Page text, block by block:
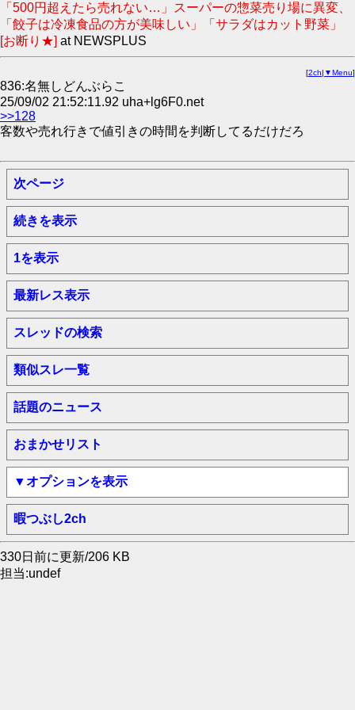
「500円超えたら売れない…」スーパーの惣菜売り場に異変、
「餃子は冷凍食品の方が美味しい」「サラダはカット野菜」
[お断り★] at NEWSPLUS
[2ch| ▼Menu]
836:名無しどんぶらこ
25/09/02 21:52:11.92 uha+lg6F0.net
>>128
客数や売れ行きで値引きの時間を判断してるだけだろ
次ページ
続きを表示
1を表示
最新レス表示
スレッドの検索
類似スレ一覧
話題のニュース
おまかせリスト
▼オプションを表示
暇つぶし2ch
330日前に更新/206 KB
担当:undef